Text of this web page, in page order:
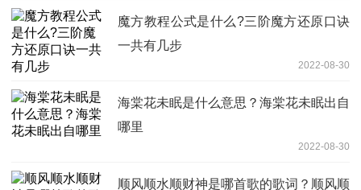
魔方教程公式是什么?三阶魔方还原口诀
一共有几步
2022-08-30
海棠花未眠是什么意思？海棠花未眠出自
哪里
2022-08-30
顺风顺水顺财神是哪首歌的歌词？顺风顺